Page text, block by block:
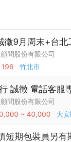
徵9月周末+台北
問股份有限公司
竹北市
誠徵 電話客服
問股份有限公司
~ 40,000 大
短期包裝員另有